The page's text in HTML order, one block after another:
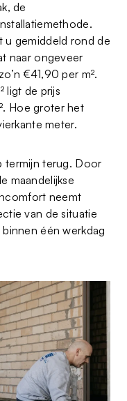
de
u gemiddeld rond de
naar ongeveer
€41,90 per m².
ligt de prijs
Hoe groter het
meter.
termijn terug. Door
maandelijkse
neemt
van de situatie
één werkdag